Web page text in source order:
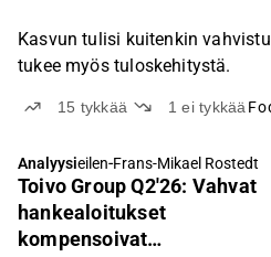
Kasvun tulisi kuitenkin
tukee myös tuloskehitystä.
15 tykkää 1ei tykkää
Analyysieilen-Frans-Mikael Rostedt
Toivo Group Q2'26: Vahvat
hankealoitukset
kompensoivat